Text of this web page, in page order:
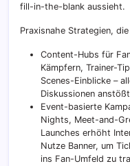
fill-in-the-blank aussieht.
Praxisnahe Strategien,
Content-Hubs für
Kämpfern, Trainer-
Scenes-Einblicke –
Diskussionen
Event-basierte
Nights, Meet-and-
Launches erhöht
Nutze Banner, um
ins Fan-Umfeld zu